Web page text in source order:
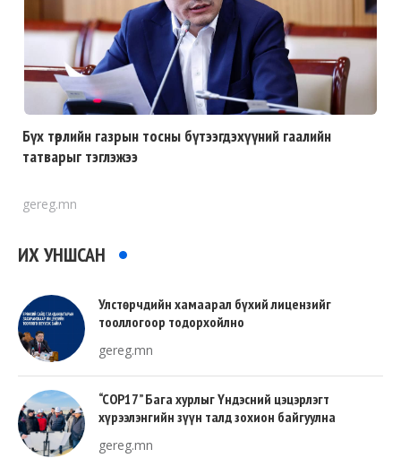
Бүх төрлийн газрын тосны бүтээгдэхүүний гаалийн
татварыг тэглэжээ
gereg.mn
ИХ УНШСАН
Улстөрчдийн хамаарал бүхий лицензийг
тооллогоор тодорхойлно
gereg.mn
“COP17” Бага хурлыг Үндэсний цэцэрлэгт
хүрээлэнгийн зүүн талд зохион байгуулна
gereg.mn